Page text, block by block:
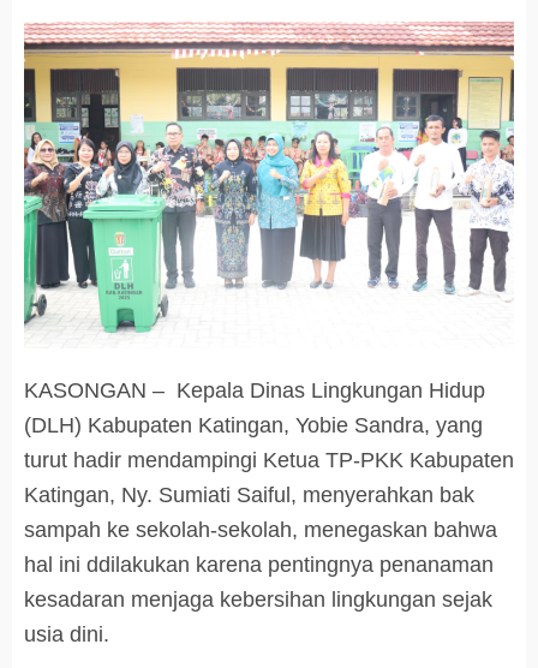
KASONGAN – Kepala Dinas Lingkungan Hidup
(DLH) Kabupaten Katingan, Yobie Sandra, yang
turut hadir mendampingi Ketua TP-PKK Kabupaten
Katingan, Ny. Sumiati Saiful, menyerahkan bak
sampah ke sekolah-sekolah, menegaskan bahwa
hal ini ddilakukan karena pentingnya penanaman
kesadaran menjaga kebersihan lingkungan sejak
usia dini.